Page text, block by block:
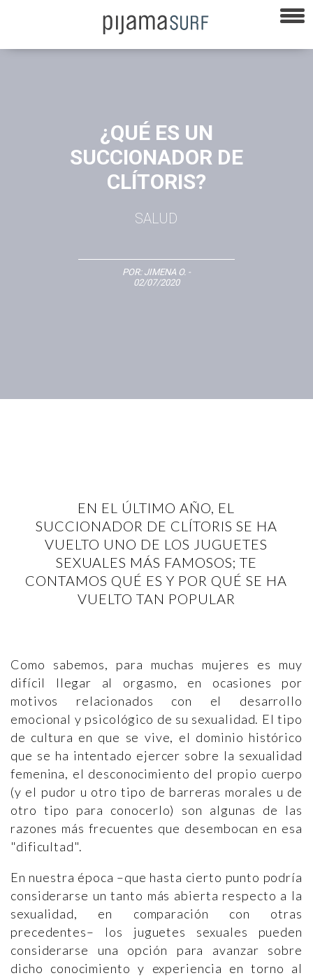
¿QUÉ ES UN
SUCCIONADOR DE
CLÍTORIS?
SALUD
POR: JIMENA O. -
02/07/2020
EN EL ÚLTIMO AÑO, EL
SUCCIONADOR DE CLÍTORIS SE HA
VUELTO UNO DE LOS JUGUETES
SEXUALES MÁS FAMOSOS; TE
CONTAMOS QUÉ ES Y POR QUÉ SE HA
VUELTO TAN POPULAR
Como sabemos, para muchas mujeres es muy
difícil llegar al orgasmo, en ocasiones por
motivos relacionados con el desarrollo
emocional y psicológico de su sexualidad. El tipo
de cultura en que se vive, el dominio histórico
que se ha intentado ejercer sobre la sexualidad
femenina, el desconocimiento del propio cuerpo
(y el pudor u otro tipo de barreras morales u de
otro tipo para conocerlo) son algunas de las
razones más frecuentes que desembocan en esa
"dificultad".
En nuestra época –que hasta cierto punto podría
considerarse un tanto más abierta respecto a la
sexualidad, en comparación con otras
precedentes– los juguetes sexuales pueden
considerarse una opción para avanzar sobre
dicho conocimiento y experiencia en torno al